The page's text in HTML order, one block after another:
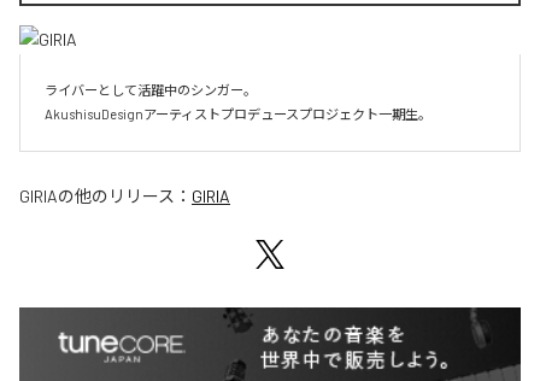
ライバーとして活躍中のシンガー。
AkushisuDesignアーティストプロデュースプロジェクト一期生。
GIRIAの他のリリース： GIRIA